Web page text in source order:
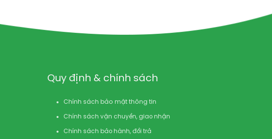
Quy định & chính sách
Chính sách bảo mật thông tin
Chính sách vận chuyển, giao nhận
Chính sách bảo hành, đổi trả